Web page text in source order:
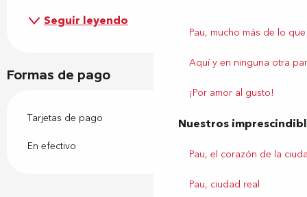
Pau, mucho más de lo
Aquí y en ninguna otra
¡Por amor al gusto!
Nuestros
Pau, el corazón de la
Pau, ciudad real
Seguir leyendo
Formas de pago
Tarjetas de pago
En efectivo